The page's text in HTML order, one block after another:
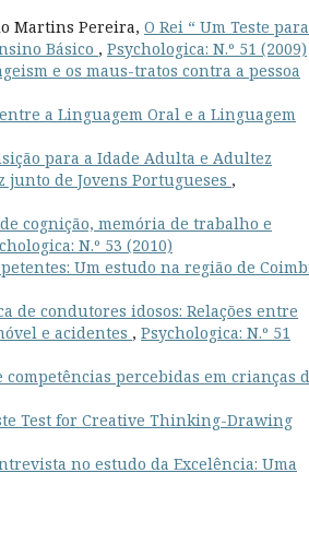
Martins Pereira, O Rei “ Um Teste para
Básico , Psychologica: N.º 51 (2009)
e os maus-tratos contra a pessoa
a Linguagem Oral e a Linguagem
para a Idade Adulta e Adultez
junto de Jovens Portugueses ,
cognição, memória de trabalho e
N.º 53 (2010)
Um estudo na região de
de condutores idosos: Relações entre
e acidentes , Psychologica: N.º 51
competências percebidas em crianças
Test for Creative Thinking-Drawing
no estudo da Excelência: Uma